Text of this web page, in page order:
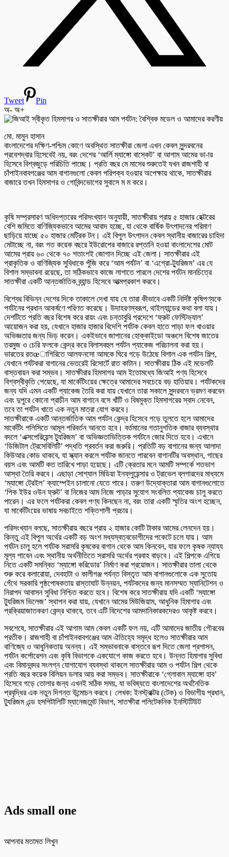
Tweet
Pin
অ- অ+
মো. মামুন হাসান
বাংলাদেশের দক্ষিণ-পশ্চিম কোণে অবস্থিত সাতক্ষীরা জেলা এখন কেবল সুন্দরবনের
প্রবেশদ্বার হিসেবেই নয়, বরং দেশের ‘আর্লি ম্যাঙ্গো বাস্কেট’ বা আগাম আমের ভা-ার
হিসেবে বিশ্বজুড়ে পরিচিতি পাচ্ছে। প্রতি বছর মে মাসের শুরুতেই যখন রাজশাহী বা
চাঁপাইনবাবগঞ্জের আম বাগানগুলো কেবল পরিপক্ব হওয়ার অপেক্ষায় থাকে, সাতক্ষীরার
বাজারে তখন হিমসাগর ও গোবিন্দভোগের সুবাসে ম ম করে।
কৃষি সম্প্রসারণ অধিদপ্তরের পরিসংখ্যান অনুযায়ী, সাতক্ষীরায় প্রায় ৫ হাজার হেক্টরের
বেশি জমিতে বাণিজ্যিকভাবে আমের আবাদ হচ্ছে, যা থেকে বার্ষিক উৎপাদনের পরিমাণ
ছাড়িয়ে যাচ্ছে ৫০ হাজার মেট্রিক টন। এই বিপুল উৎপাদন কেবল স্থানীয় বাজারের চাহিদা
মেটাচ্ছে না, বরং গত কয়েক বছরে ইউরোপের বাজারে রপ্তানি হওয়া বাংলাদেশের মোট
আমের প্রায় ৬০ থেকে ৭০ শতাংশই জোগান দিচ্ছে এই জেলা। সাতক্ষীরার এই
প্রাকৃতিক ও বাণিজ্যিক সুবিধাকে পুঁজি করে ‘আম পর্যটন’ বা ‘এগ্রো-ট্যুরিজম’ এর যে
বিশাল সম্ভাবনা রয়েছে, তা সঠিকভাবে কাজে লাগাতে পারলে দেশের পর্যটন মানচিত্রে
সাতক্ষীরা একটি আন্তর্জাতিক ব্র্যান্ড হিসেবে আত্মপ্রকাশ করবে।
বিশ্বের বিভিন্ন দেশের দিকে তাকালে দেখা যায় যে তারা কীভাবে একটি নির্দিষ্ট কৃষিপণ্যকে
পর্যটনের প্রধান আকর্ষণে পরিণত করেছে। উদাহরণস্বরূপ, থাইল্যান্ডের কথা বলা যায়।
দেশটিতে প্রতি বছর বিশেষ করে রায়ং এবং চন্তাবুরি প্রদেশে ‘ফ্রুট ফেস্টিভ্যাল’
আয়োজন করা হয়, যেখানে হাজার হাজার বিদেশি পর্যটক কেবল হাতে পাড়া ফল খাওয়ার
অভিজ্ঞতার জন্য ভিড় করেন। একইভাবে জাপানের হোক্কাইডো অঞ্চলে বিশেষ জাতের
তরমুজ ও চেরি ফলকে কেন্দ্র করে বিলাসবহুল পর্যটন প্যাকেজ পরিচালনা করা হয়।
ভারতের রতœাগিরিতে আলফনসো আমকে ঘিরে গড়ে উঠেছে বিশাল এক পর্যটন শিল্প,
যেখানে পর্যটকরা বাগানের ভেতরেই রিসোর্টে রাত কাটান। সাতক্ষীরায় ঠিক এই মডেলটি
বাস্তবায়ন করা সম্ভব। সাতক্ষীরার হিমসাগর আম ইতোমধ্যে জিআই পণ্য হিসেবে
বিশ্বস্বীকৃতি পেয়েছে, যা মার্কেটিংয়ের ক্ষেত্রে আমাদের সবচেয়ে বড় হাতিয়ার। পর্যটকদের
জন্য যদি এমন একটি প্যাকেজ তৈরি করা যায় যেখানে তারা সকালে সুন্দরবনে ভ্রমণ করবেন
এবং দুপুরে কোনো প্রাচীন আম বাগানে বসে খাঁটি ও বিষমুক্ত হিমসাগরের স্বাদ নেবেন,
তবে তা পর্যটন খাতে এক নতুন মাত্রা যোগ করবে।
সাতক্ষীরাকে একটি আন্তর্জাতিক আম পর্যটন কেন্দ্র হিসেবে গড়ে তুলতে হলে আমাদের
মার্কেটিং পলিসিতে আমূল পরিবর্তন আনতে হবে। বর্তমানের গতানুগতিক বাজার ব্যবস্থার
বদলে ‘এক্সপেরিয়েন্স ট্যুরিজম’ বা অভিজ্ঞতাভিত্তিক পর্যটনে জোর দিতে হবে। এখানে
‘ডিজিটাল ট্রেসেবিলিটি’ পদ্ধতি প্রবর্তন করা জরুরি। প্রতিটি বড় বাগানের জন্য আলাদা
কিউআর কোড থাকবে, যা স্ক্যান করলে পর্যটক জানতে পারবেন বাগানটির অবস্থান, গাছের
বয়স এবং আমটি কত তারিখে পাড়া হয়েছে। এটি ক্রেতার মনে আমটি সম্পর্কে শতভাগ
আস্থা তৈরি করবে। এছাড়া সোশ্যাল মিডিয়া ইনফ্লুয়েন্সার ও ট্রাভেল ব্লগারদের মাধ্যমে
‘ম্যাঙ্গো ট্রেইল’ ক্যাম্পেইন চালানো যেতে পারে। তরুণ উদ্যোক্তারা আম বাগানগুলোতে
‘পিক ইউর ওউন ফ্রুট’ বা নিজের আম নিজে পাড়ার সুযোগ সংবলিত প্যাকেজ চালু করতে
পারেন। এর ফলে পর্যটকরা কেবল পণ্য কিনছেন না, বরং তারা একটি স্মৃতির অংশ হচ্ছেন,
যা মার্কেটিংয়ের ভাষায় সবচাইতে শক্তিশালী প্রচার।
পরিসংখ্যান বলছে, সাতক্ষীরায় বছরে প্রায় ২ হাজার কোটি টাকার আমের লেনদেন হয়।
কিন্তু এই বিপুল অর্থের একটি বড় অংশ মধ্যস্বত্বভোগীদের পকেটে চলে যায়। আম
পর্যটন চালু হলে পর্যটক সরাসরি কৃষকের বাগান থেকে আম কিনবেন, যার ফলে কৃষক ন্যায্য
মূল্য পাবেন এবং স্থানীয় অর্থনীতিতে সরাসরি অর্থের প্রবাহ বাড়বে। এই শিল্পকে এগিয়ে
নিতে একটি সমন্বিত ‘ম্যাঙ্গো করিডোর’ নির্মাণ করা প্রয়োজন। সাতক্ষীরার তালা থেকে
শুরু করে কলারোয়া, দেবহাটা ও কালীগঞ্জ পর্যন্ত বিস্তৃত আম বাগানগুলোকে এক সুতোয়
গেঁথে সরকারি পৃষ্ঠপোষকতায় রাস্তাঘাট উন্নয়ন, পর্যটকদের জন্য মানসম্মত স্যানিটেশন ও
নিরাপদ আবাসন সুবিধা নিশ্চিত করতে হবে। বিশেষ করে সাতক্ষীরায় যদি একটি ‘ম্যাঙ্গো
ট্যুরিজম ভিলেজ’ স্থাপন করা যায়, যেখানে আমের মিউজিয়াম, আধুনিক হিমাগার এবং
প্রক্রিয়াজাতকরণ কেন্দ্র থাকবে, তবে এটি বিদেশের আমদানিকারকদেরও আকৃষ্ট করবে।
সবশেষে, সাতক্ষীরার এই আগাম আম কেবল একটি ফল নয়, এটি আমাদের জাতীয় গৌরবের
প্রতীক। রাজশাহী বা চাঁপাইনবাবগঞ্জের আম ঐতিহ্যে সমৃদ্ধ হলেও সাতক্ষীরার আম
বাণিজ্যে ও আধুনিকতায় অনন্য। এই সম্ভাবনাকে বাস্তবে রূপ দিতে জেলা প্রশাসন,
পর্যটন কর্পোরেশন এবং কৃষি বিভাগকে একযোগে কাজ করতে হবে। উন্নত হিমাগার সুবিধা
এবং বিমানবন্দর সংলগ্ন যোগাযোগ ব্যবস্থা থাকলে সাতক্ষীরার আম ও পর্যটন শিল্প থেকে
প্রতি বছর কয়েক বিলিয়ন ডলার আয় করা সম্ভব। সাতক্ষীরাকে ‘গ্লোবাল ম্যাঙ্গো হাব’
হিসেবে গড়ে তোলার জন্য এখনই সঠিক সময়, যা ভবিষ্যতে বাংলাদেশের অর্থনৈতিক
প্রবৃদ্ধির এক নতুন দিগন্ত উন্মোচন করবে। লেখক: ইনস্ট্রাক্টর (টেক) ও বিভাগীয় প্রধান,
ট্যুরিজম এন্ড হসপিটালিটি ম্যানেজমেন্ট বিভাগ, সাতক্ষীরা পলিটেকনিক ইনস্টিটিউট
Ads small one
আপনার মতামত লিখুন